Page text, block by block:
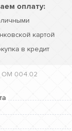
оплату:
картой
в кредит
ОМ 004.02